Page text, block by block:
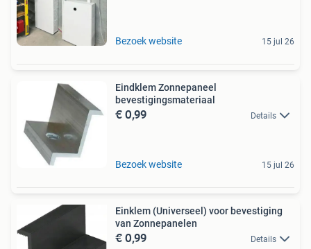
Bezoek website 15 jul 26
Eindklem Zonnepaneel
bevestigingsmateriaal
€ 0,99 Details
Bezoek website 15 jul 26
Einklem (Universeel) voor bevestiging
van Zonnepanelen
€ 0,99 Details